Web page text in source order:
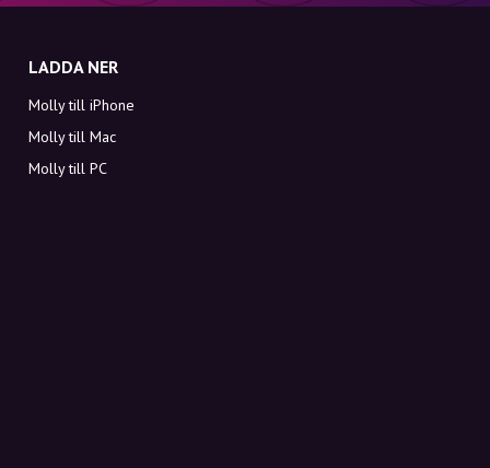
LADDA NER
Molly till iPhone
Molly till Mac
Molly till PC